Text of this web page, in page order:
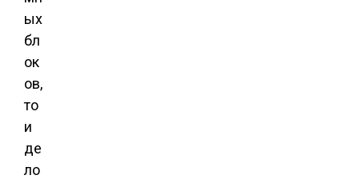
ых
бл
ок
ов,
то
и
де
ло